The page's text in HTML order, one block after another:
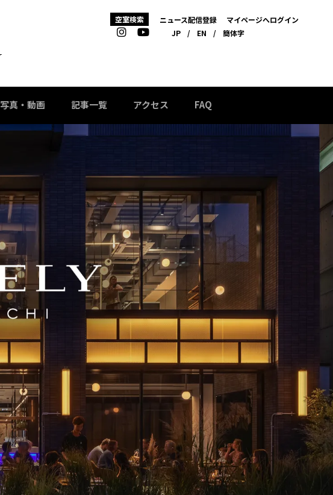
写真・動画 記事一覧 アクセス FAQ
空室検索 ニュース配信登録
マイページへログイン
JP
/ EN / 簡体字